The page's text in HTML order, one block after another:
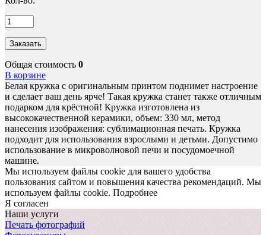
Заказать
Общая стоимость 0
В корзине
Белая кружка с оригинальным принтом поднимет настроение
и сделает ваш день ярче! Такая кружка станет также отличным
подарком для крёстной! Кружка изготовлена из
высококачественной керамики, объем: 330 мл, метод
нанесения изображения: сублимационная печать. Кружка
подходит для использования взрослыми и детьми. Допустимо
использование в микроволновой печи и посудомоечной
машине.
Мы используем файлы cookie для вашего удобства
пользования сайтом и повышения качества рекомендаций. Мы
используем файлы cookie. Подробнее
Я согласен
Наши услуги
Печать фотографий